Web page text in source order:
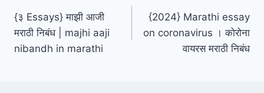
navigation
{३ Essays} माझी आजी
मराठी निबंध | majhi aaji
nibandh in marathi
{2024} Marathi essay
on coronavirus । कोरोना
वायरस मराठी निबंध